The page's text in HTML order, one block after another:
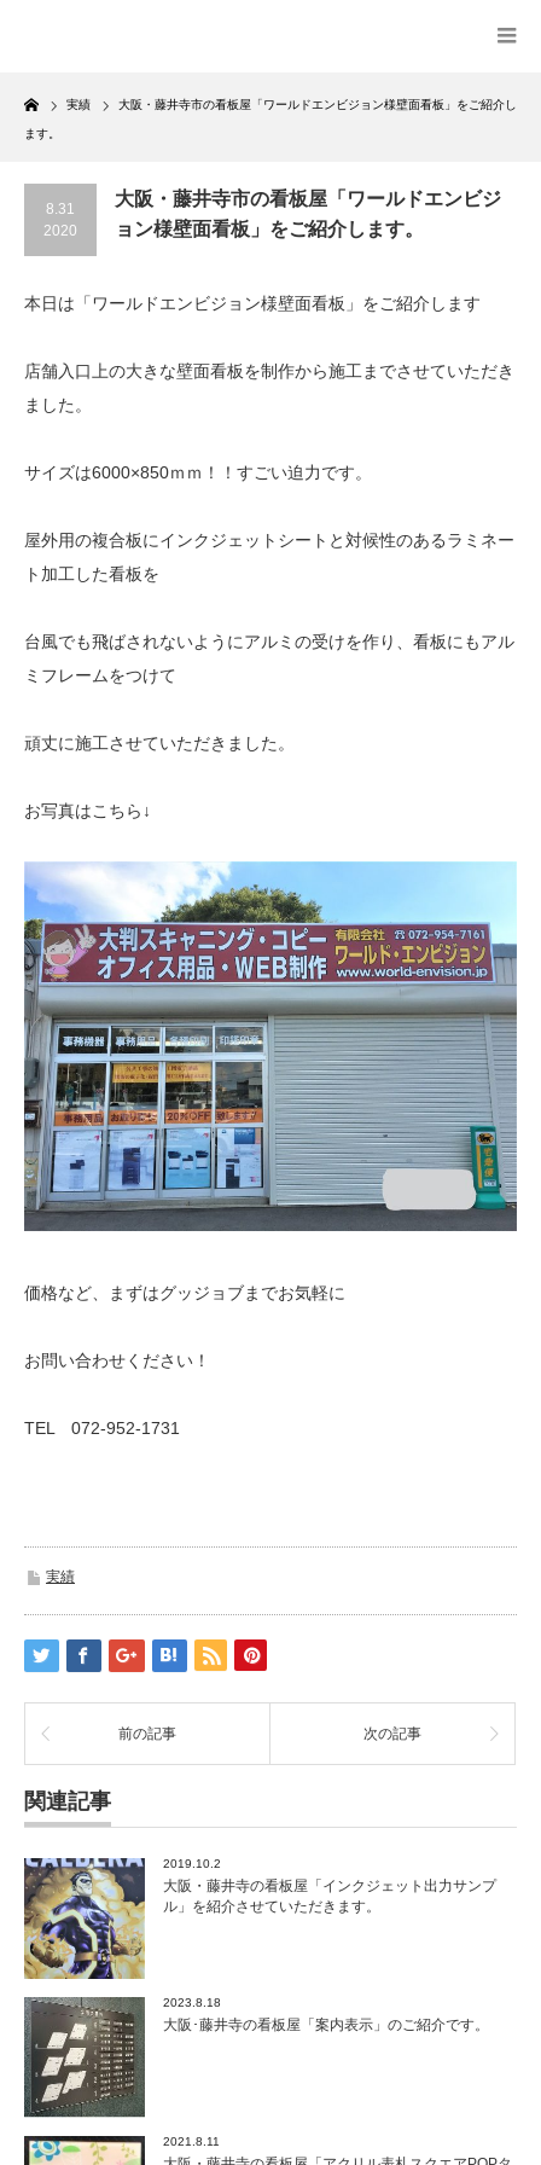
Home
実績 大阪・藤井寺市の看板屋「ワールドエンビジョン様壁面看板」をご紹介し
ます。
8.31
2020
大阪・藤井寺市の看板屋「ワールドエンビジ
ョン様壁面看板」をご紹介します。
本日は「ワールドエンビジョン様壁面看板」をご紹介します
店舗入口上の大きな壁面看板を制作から施工までさせていただき
ました。
サイズは6000×850ｍｍ！！すごい迫力です。
屋外用の複合板にインクジェットシートと対候性のあるラミネー
ト加工した看板を
台風でも飛ばされないようにアルミの受けを作り、看板にもアル
ミフレームをつけて
頑丈に施工させていただきました。
お写真はこちら↓
価格など、まずはグッジョブまでお気軽に
お問い合わせください！
TEL 072-952-1731
実績
前の記事 次の記事
関連記事
2019.10.2
大阪・藤井寺の看板屋「インクジェット出力サンプ
ル」を紹介させていただきます。
2023.8.18
大阪･藤井寺の看板屋「案内表示」のご紹介です。
2021.8.11